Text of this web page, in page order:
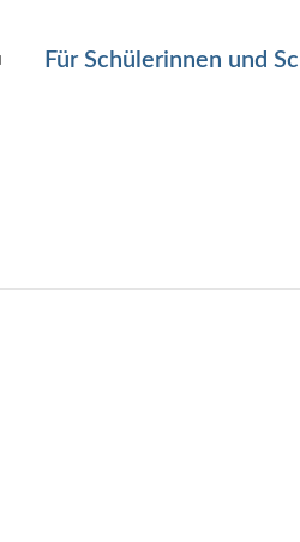
Für Schülerinnen und